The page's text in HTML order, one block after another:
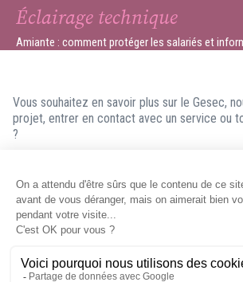
Éclairage technique
Amiante : comment protéger les salariés et
Vous souhaitez en savoir plus sur le Gesec,
projet, entrer en contact avec un service ou
?
répondre dans les meilleurs délais.